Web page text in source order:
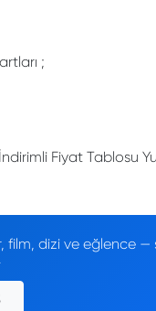
;
Fiyat Tablosu
film, dizi ve eğlence